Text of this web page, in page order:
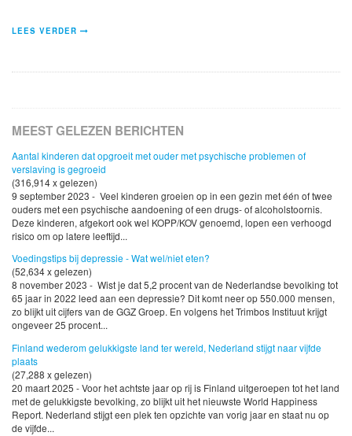
LEES VERDER
MEEST GELEZEN BERICHTEN
Aantal kinderen dat opgroeit met ouder met psychische problemen of
verslaving is gegroeid
(316,914 x gelezen)
9 september 2023 - Veel kinderen groeien op in een gezin met één of twee
ouders met een psychische aandoening of een drugs- of alcoholstoornis.
Deze kinderen, afgekort ook wel KOPP/KOV genoemd, lopen een verhoogd
risico om op latere leeftijd...
Voedingstips bij depressie - Wat wel/niet eten?
(52,634 x gelezen)
8 november 2023 - Wist je dat 5,2 procent van de Nederlandse bevolking tot
65 jaar in 2022 leed aan een depressie? Dit komt neer op 550.000 mensen,
zo blijkt uit cijfers van de GGZ Groep. En volgens het Trimbos Instituut krijgt
ongeveer 25 procent...
Finland wederom gelukkigste land ter wereld, Nederland stijgt naar vijfde
plaats
(27,288 x gelezen)
20 maart 2025 - Voor het achtste jaar op rij is Finland uitgeroepen tot het land
met de gelukkigste bevolking, zo blijkt uit het nieuwste World Happiness
Report. Nederland stijgt een plek ten opzichte van vorig jaar en staat nu op
de vijfde...